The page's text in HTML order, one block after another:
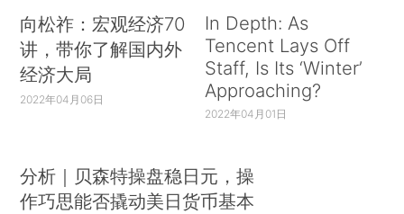
向松祚：宏观经济70
讲，带你了解国内外
经济大局
2022年04月06日
In Depth: As
Tencent Lays Off
Staff, Is Its ‘Winter’
Approaching?
2022年04月01日
分析｜贝森特操盘稳日元，操
作巧思能否撬动美日货币基本